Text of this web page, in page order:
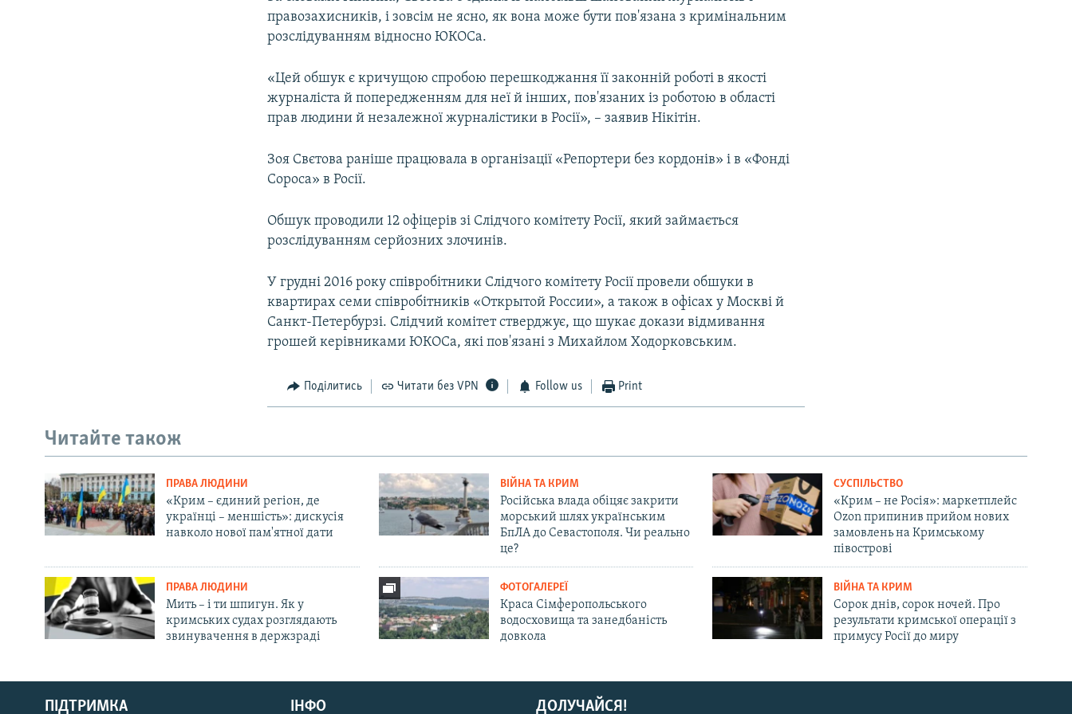
Русский
Qırımtatar
правозахисників, і зовсім не ясно, як вона може бути пов'язана з кримінальним
розслідуванням відносно ЮКОСа.
«Цей обшук є кричущою спробою перешкоджання її законній роботі в якості
журналіста й попередженням для неї й інших, пов'язаних із роботою в області
прав людини й незалежної журналістики в Росії», – заявив Нікітін.
Зоя Свєтова раніше працювала в організації «Репортери без кордонів» і в «Фонді
Сороса» в Росії.
Обшук проводили 12 офіцерів зі Слідчого комітету Росії, який займається
розслідуванням серйозних злочинів.
У грудні 2016 року співробітники Слідчого комітету Росії провели обшуки в
квартирах семи співробітників «Открытой России», а також в офісах у Москві й
Санкт-Петербурзі. Слідчий комітет стверджує, що шукає докази відмивання
грошей керівниками ЮКОСа, які пов'язані з Михайлом Ходорковським.
Поділитись Читати без VPN Follow us Print
Читайте також
ПРАВА ЛЮДИНИ
«Крим – єдиний регіон, де
українці – меншість»: дискусія
навколо нової пам'ятної дати
ВІЙНА ТА КРИМ
Російська влада обіцяє закрити
морський шлях українським
БпЛА до Севастополя. Чи реально
це?
СУСПІЛЬСТВО
«Крим – не Росія»: маркетплейс
Ozon припинив прийом нових
замовлень на Кримському
півострові
ПРАВА ЛЮДИНИ
Мить – і ти шпигун. Як у
кримських судах розглядають
звинувачення в держзраді
ФОТОГАЛЕРЕЇ
Краса Сімферопольського
водосховища та занедбаність
довкола
ВІЙНА ТА КРИМ
Сорок днів, сорок ночей. Про
результати кримської операції з
примусу Росії до миру
ДОЛУЧАЙСЯ!
ПІДТРИМКА ІНФО